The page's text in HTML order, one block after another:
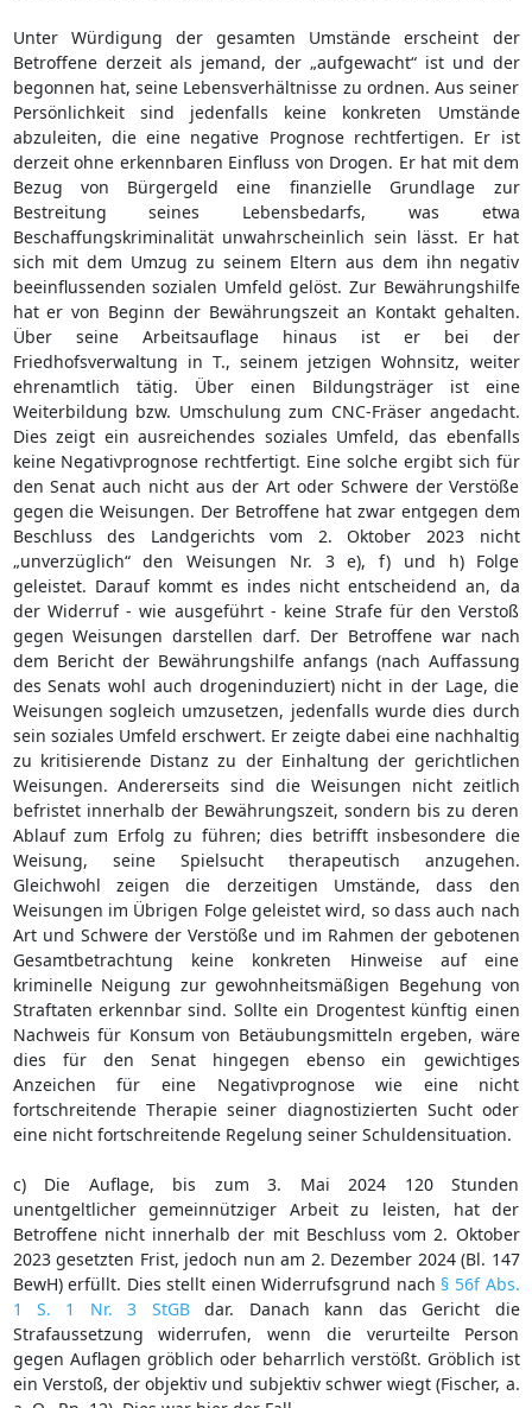
Unter Würdigung der gesamten Umstände erscheint der
Betroffene derzeit als jemand, der „aufgewacht“ ist und der
begonnen hat, seine Lebensverhältnisse zu ordnen. Aus seiner
Persönlichkeit sind jedenfalls keine konkreten Umstände
abzuleiten, die eine negative Prognose rechtfertigen. Er ist
derzeit ohne erkennbaren Einfluss von Drogen. Er hat mit dem
Bezug von Bürgergeld eine finanzielle Grundlage zur
Bestreitung seines Lebensbedarfs, was etwa
Beschaffungskriminalität unwahrscheinlich sein lässt. Er hat
sich mit dem Umzug zu seinem Eltern aus dem ihn negativ
beeinflussenden sozialen Umfeld gelöst. Zur Bewährungshilfe
hat er von Beginn der Bewährungszeit an Kontakt gehalten.
Über seine Arbeitsauflage hinaus ist er bei der
Friedhofsverwaltung in T., seinem jetzigen Wohnsitz, weiter
ehrenamtlich tätig. Über einen Bildungsträger ist eine
Weiterbildung bzw. Umschulung zum CNC-Fräser angedacht.
Dies zeigt ein ausreichendes soziales Umfeld, das ebenfalls
keine Negativprognose rechtfertigt. Eine solche ergibt sich für
den Senat auch nicht aus der Art oder Schwere der Verstöße
gegen die Weisungen. Der Betroffene hat zwar entgegen dem
Beschluss des Landgerichts vom 2. Oktober 2023 nicht
„unverzüglich“ den Weisungen Nr. 3 e), f) und h) Folge
geleistet. Darauf kommt es indes nicht entscheidend an, da
der Widerruf - wie ausgeführt - keine Strafe für den Verstoß
gegen Weisungen darstellen darf. Der Betroffene war nach
dem Bericht der Bewährungshilfe anfangs (nach Auffassung
des Senats wohl auch drogeninduziert) nicht in der Lage, die
Weisungen sogleich umzusetzen, jedenfalls wurde dies durch
sein soziales Umfeld erschwert. Er zeigte dabei eine nachhaltig
zu kritisierende Distanz zu der Einhaltung der gerichtlichen
Weisungen. Andererseits sind die Weisungen nicht zeitlich
befristet innerhalb der Bewährungszeit, sondern bis zu deren
Ablauf zum Erfolg zu führen; dies betrifft insbesondere die
Weisung, seine Spielsucht therapeutisch anzugehen.
Gleichwohl zeigen die derzeitigen Umstände, dass den
Weisungen im Übrigen Folge geleistet wird, so dass auch nach
Art und Schwere der Verstöße und im Rahmen der gebotenen
Gesamtbetrachtung keine konkreten Hinweise auf eine
kriminelle Neigung zur gewohnheitsmäßigen Begehung von
Straftaten erkennbar sind. Sollte ein Drogentest künftig einen
Nachweis für Konsum von Betäubungsmitteln ergeben, wäre
dies für den Senat hingegen ebenso ein gewichtiges
Anzeichen für eine Negativprognose wie eine nicht
fortschreitende Therapie seiner diagnostizierten Sucht oder
eine nicht fortschreitende Regelung seiner Schuldensituation.
c) Die Auflage, bis zum 3. Mai 2024 120 Stunden
unentgeltlicher gemeinnütziger Arbeit zu leisten, hat der
Betroffene nicht innerhalb der mit Beschluss vom 2. Oktober
2023 gesetzten Frist, jedoch nun am 2. Dezember 2024 (Bl. 147
BewH) erfüllt. Dies stellt einen Widerrufsgrund nach § 56f Abs.
1 S. 1 Nr. 3 StGBdar. Danach kann das Gericht die
Strafaussetzung widerrufen, wenn die verurteilte Person
gegen Auflagen gröblich oder beharrlich verstößt. Gröblich ist
ein Verstoß, der objektiv und subjektiv schwer wiegt (Fischer, a.